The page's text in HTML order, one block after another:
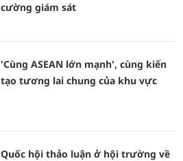
cường giám sát
'Cùng ASEAN lớn mạnh', cùng kiến
tạo tương lai chung của khu vực
Quốc hội thảo luận ở hội trường về